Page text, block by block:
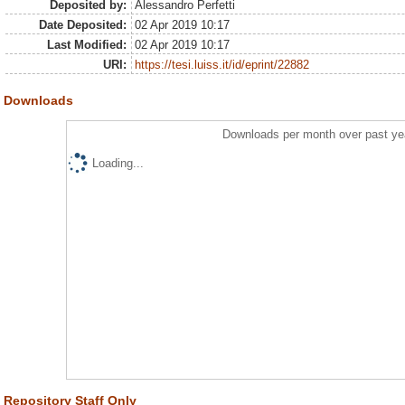
Deposited by:
Alessandro Perfetti
Date Deposited:
02 Apr 2019 10:17
Last Modified:
02 Apr 2019 10:17
URI:
https://tesi.luiss.it/id/eprint/22882
Downloads
Downloads per month over past
Loading...
Repository Staff Only